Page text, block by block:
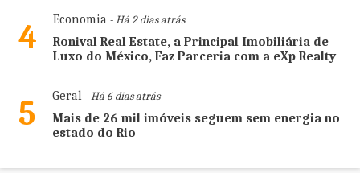
4 Economia- Há 2 dias atrás
Ronival Real Estate, a Principal Imobiliária de
Luxo do México, Faz Parceria com a eXp Realty
5 Geral- Há 6 dias atrás
Mais de 26 mil imóveis seguem sem energia no
estado do Rio